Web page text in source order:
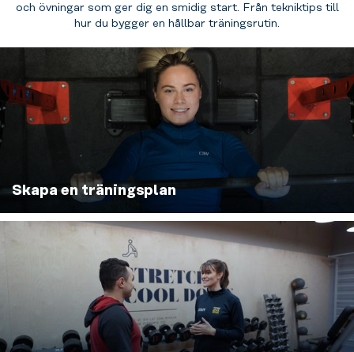
och övningar som ger dig en smidig start. Från tekniktips till
hur du bygger en hållbar träningsrutin.
Skapa en träningsplan